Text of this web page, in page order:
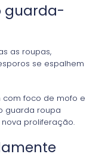
guarda-
as roupas,
se espalhem
com foco de mofo e
guarda roupa
proliferação.